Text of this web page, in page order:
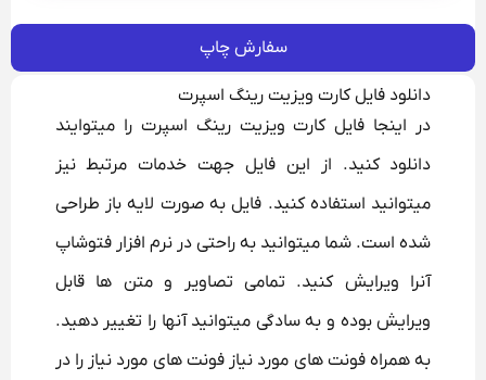
سفارش چاپ
دانلود فایل کارت ویزیت رینگ اسپرت
در اینجا فایل کارت ویزیت رینگ اسپرت را میتوایند
دانلود کنید. از این فایل جهت خدمات مرتبط نیز
میتوانید استفاده کنید. فایل به صورت لایه باز طراحی
شده است. شما میتوانید به راحتی در نرم افزار فتوشاپ
آنرا ویرایش کنید. تمامی تصاویر و متن ها قابل
ویرایش بوده و به سادگی میتوانید آنها را تغییر دهید.
به همراه فونت های مورد نیاز فونت های مورد نیاز را در